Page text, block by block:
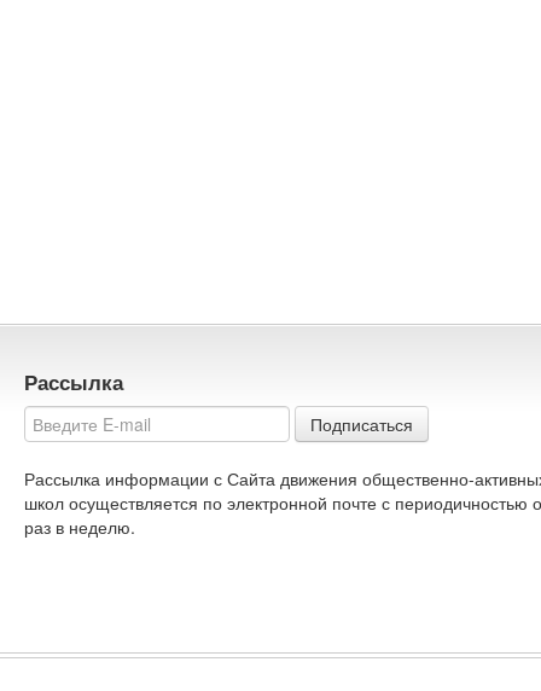
Рассылка
Подписаться
Рассылка информации с Сайта движения общественно-
школ осуществляется по электронной почте с периодичностью
раз в неделю.